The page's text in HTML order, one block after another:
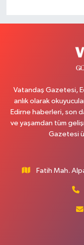
Vatandaş Gazetesi,
anlık olarak
Edirne haberleri, son
ve yaşamdan tüm
Gazetesi
Fatih Mah.